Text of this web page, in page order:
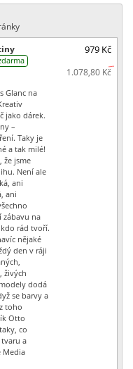
979 Kč
1.078,80 Kč
Glanc na
jako dárek.
–
Taky je
a tak milé!
že jsme
Není ale
ani
ani
zábavu na
rád tvoří.
nějaké
den v ráji
živých
dodá
se barvy a
toho
Otto
co
a
Media